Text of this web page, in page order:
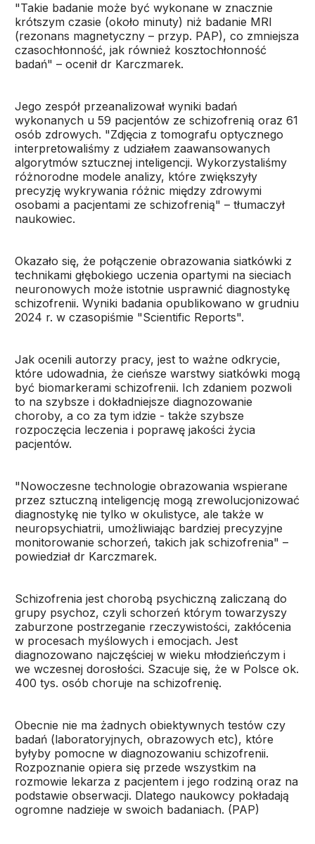
"Takie badanie może być wykonane w znacznie
krótszym czasie (około minuty) niż badanie MRI
(rezonans magnetyczny – przyp. PAP), co zmniejsza
czasochłonność, jak również kosztochłonność
badań" – ocenił dr Karczmarek.
Jego zespół przeanalizował wyniki badań
wykonanych u 59 pacjentów ze schizofrenią oraz 61
osób zdrowych. "Zdjęcia z tomografu optycznego
interpretowaliśmy z udziałem zaawansowanych
algorytmów sztucznej inteligencji. Wykorzystaliśmy
różnorodne modele analizy, które zwiększyły
precyzję wykrywania różnic między zdrowymi
osobami a pacjentami ze schizofrenią" – tłumaczył
naukowiec.
Okazało się, że połączenie obrazowania siatkówki z
technikami głębokiego uczenia opartymi na sieciach
neuronowych może istotnie usprawnić diagnostykę
schizofrenii. Wyniki badania opublikowano w grudniu
2024 r. w czasopiśmie "Scientific Reports".
Jak ocenili autorzy pracy, jest to ważne odkrycie,
które udowadnia, że cieńsze warstwy siatkówki mogą
być biomarkerami schizofrenii. Ich zdaniem pozwoli
to na szybsze i dokładniejsze diagnozowanie
choroby, a co za tym idzie - także szybsze
rozpoczęcia leczenia i poprawę jakości życia
pacjentów.
"Nowoczesne technologie obrazowania wspierane
przez sztuczną inteligencję mogą zrewolucjonizować
diagnostykę nie tylko w okulistyce, ale także w
neuropsychiatrii, umożliwiając bardziej precyzyjne
monitorowanie schorzeń, takich jak schizofrenia" –
powiedział dr Karczmarek.
Schizofrenia jest chorobą psychiczną zaliczaną do
grupy psychoz, czyli schorzeń którym towarzyszy
zaburzone postrzeganie rzeczywistości, zakłócenia
w procesach myślowych i emocjach. Jest
diagnozowano najczęściej w wieku młodzieńczym i
we wczesnej dorosłości. Szacuje się, że w Polsce ok.
400 tys. osób choruje na schizofrenię.
Obecnie nie ma żadnych obiektywnych testów czy
badań (laboratoryjnych, obrazowych etc), które
byłyby pomocne w diagnozowaniu schizofrenii.
Rozpoznanie opiera się przede wszystkim na
rozmowie lekarza z pacjentem i jego rodziną oraz na
podstawie obserwacji. Dlatego naukowcy pokładają
ogromne nadzieje w swoich badaniach. (PAP)